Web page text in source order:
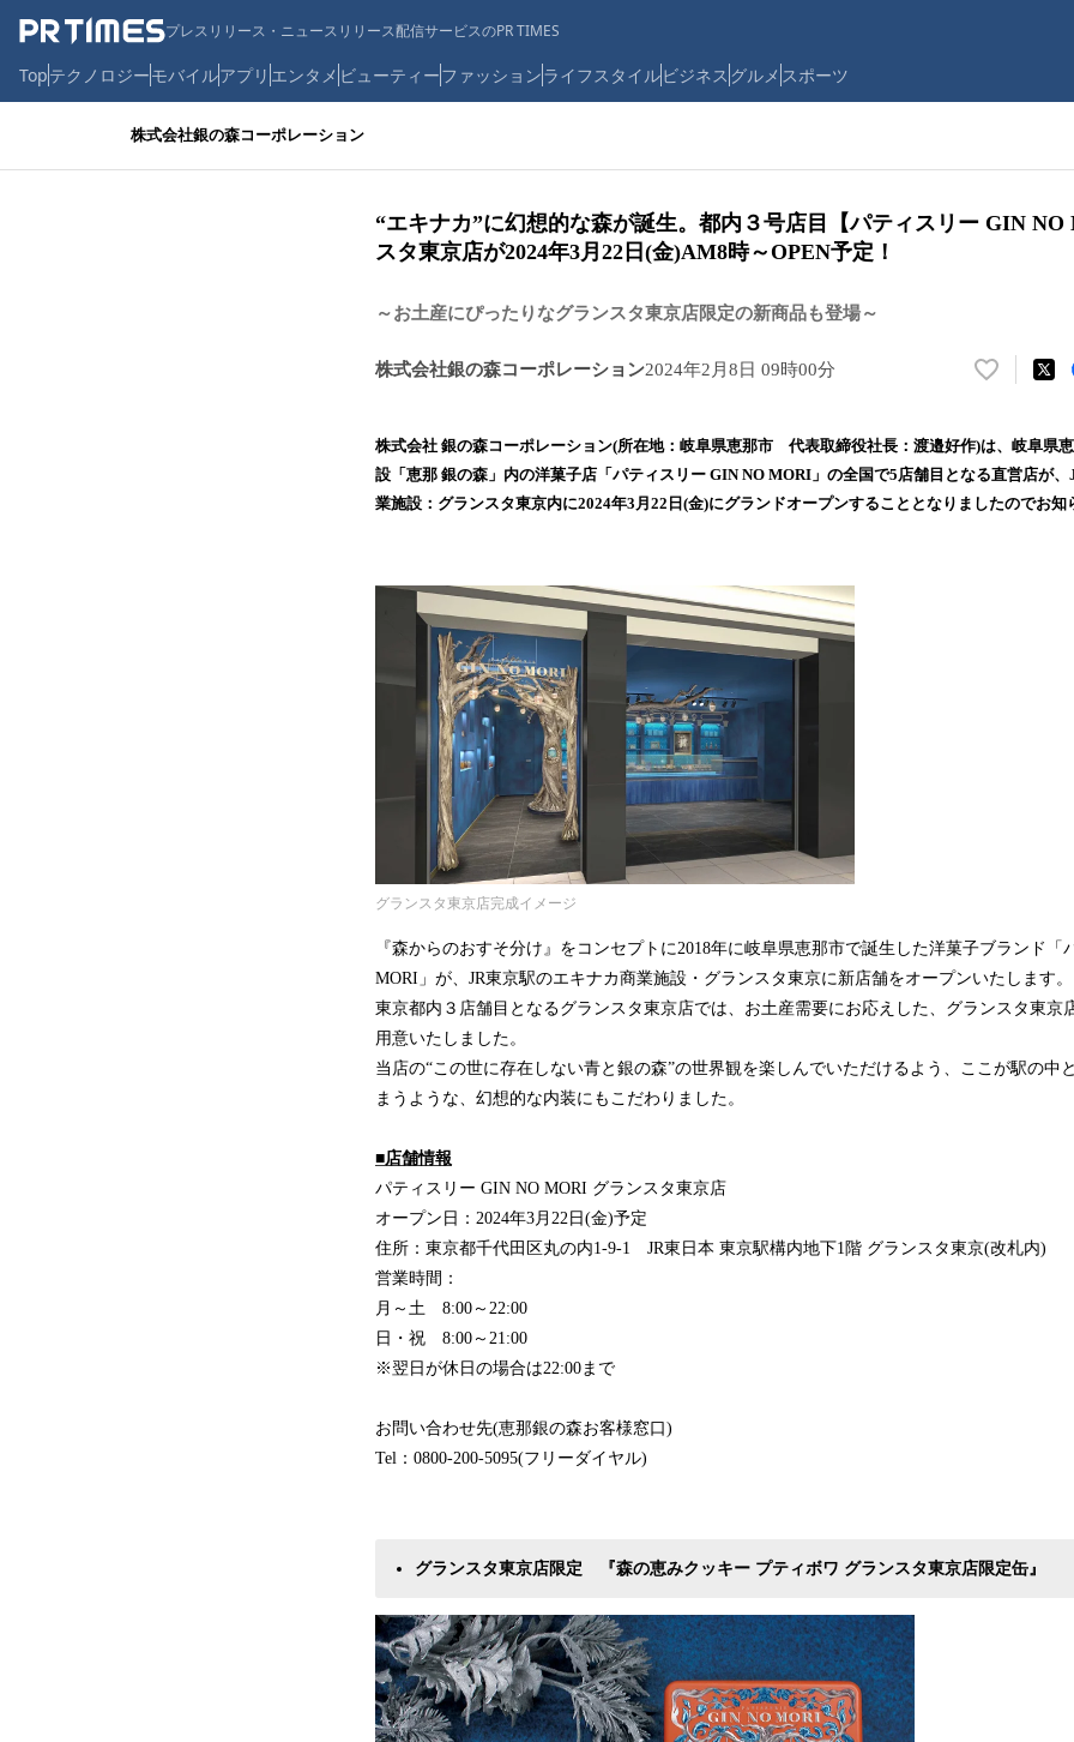
プレスリリース・ニュースリリース配信サービスのPR TIMES
Topテクノロジーモバイルアプリ エンタメ ビューティーファッションライフスタイルビジネス グルメ スポーツ
株式会社銀の森コーポレーション
“エキナカ”に幻想的な森が誕生。都内３号店目【パティスリー GIN
スタ東京店が2024年3月22日(金)AM8時～OPEN予定！
～お土産にぴったりなグランスタ東京店限定の新商品も登場～
株式会社銀の森コーポレーション2024年2月8日 09時00分
い
！
数
を
株式会社 銀の森コーポレーション(所在地：岐阜県恵那市 代表取締役社長：渡邉好作)は、岐阜県
設「恵那 銀の森」内の洋菓子店「パティスリー GIN NO MORI」の全国で5店舗目となる直営店が
業施設：グランスタ東京内に2024年3月22日(金)にグランドオープンすることとなりましたのでお知
グランスタ東京店完成イメージ
『森からのおすそ分け』をコンセプトに2018年に岐阜県恵那市で誕生した洋菓子ブランド「
MORI」が、JR東京駅のエキナカ商業施設・グランスタ東京に新店舗をオープンいたします。
東京都内３店舗目となるグランスタ東京店では、お土産需要にお応えした、グランスタ東京
用意いたしました。
当店の“この世に存在しない青と銀の森”の世界観を楽しんでいただけるよう、ここが駅の中
まうような、幻想的な内装にもこだわりました。
■店舗情報
パティスリー GIN NO MORI グランスタ東京店
オープン日：2024年3月22日(金)予定
住所：東京都千代田区丸の内1-9-1 JR東日本 東京駅構内地下1階 グランスタ東京(改札内)
営業時間：
月～土 8:00～22:00
日・祝 8:00～21:00
※翌日が休日の場合は22:00まで
お問い合わせ先(恵那銀の森お客様窓口)
Tel：0800-200-5095(フリーダイヤル)
グランスタ東京店限定 『森の恵みクッキー プティボワ グランスタ東京店限定缶』